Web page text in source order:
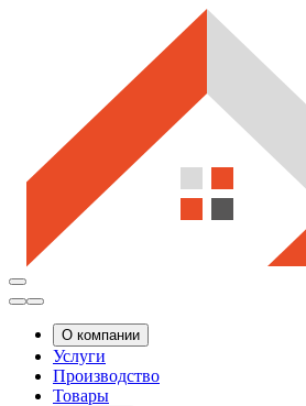
О компании
Услуги
Производство
Товары